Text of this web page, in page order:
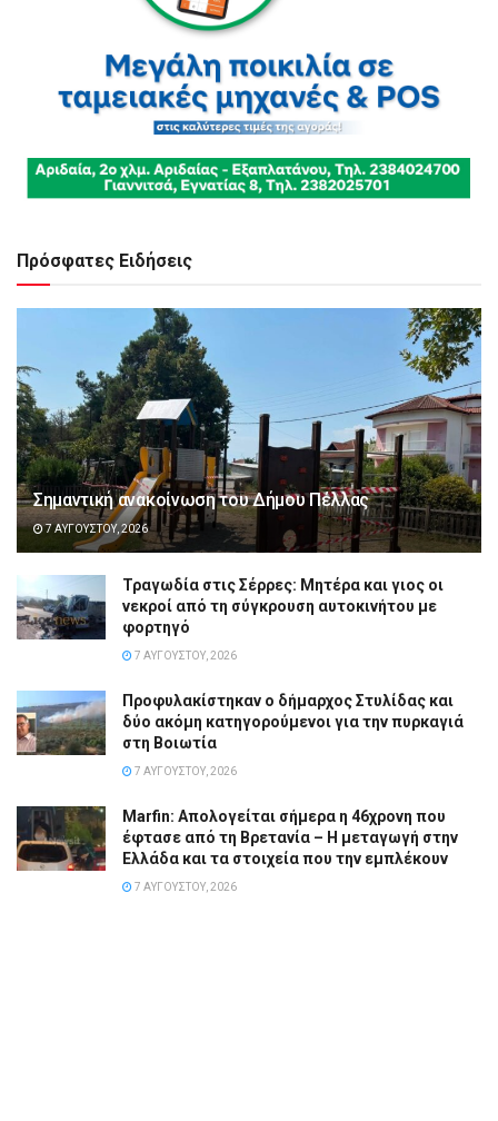
Πρόσφατες Ειδήσεις
Σημαντική ανακοίνωση του Δήμου Πέλλας
7 ΑΥΓΟΎΣΤΟΥ, 2026
Τραγωδία στις Σέρρες: Μητέρα και γιος οι
νεκροί από τη σύγκρουση αυτοκινήτου με
φορτηγό
7 ΑΥΓΟΎΣΤΟΥ, 2026
Προφυλακίστηκαν ο δήμαρχος Στυλίδας και
δύο ακόμη κατηγορούμενοι για την πυρκαγιά
στη Βοιωτία
7 ΑΥΓΟΎΣΤΟΥ, 2026
Marfin: Απολογείται σήμερα η 46χρονη που
έφτασε από τη Βρετανία – Η μεταγωγή στην
Ελλάδα και τα στοιχεία που την εμπλέκουν
7 ΑΥΓΟΎΣΤΟΥ, 2026